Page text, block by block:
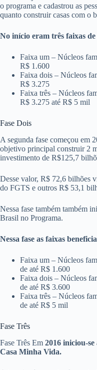
o programa e cadastrou as
quanto construir casas com o
No início eram três faixas
Faixa um – Núcleos
R$ 1.600
Faixa dois – Núcleos
R$ 3.275
Faixa três – Núcleos
R$ 3.275 até R$ 5 mil
Fase Dois
A segunda fase começou em
objetivo principal construir 2
investimento de R$125,7
Desse valor, R$ 72,6 bilhões
do FGTS e outros R$ 53,1
Nessa fase também também
Brasil no Programa.
Nessa fase as faixas
Faixa um – Núcleos
de até R$ 1.600
Faixa dois – Núcleos
de até R$ 3.600
Faixa três – Núcleos
de até R$ 5 mil
Fase Três
Fase Três Em 2016 iniciou-
Casa Minha Vida.